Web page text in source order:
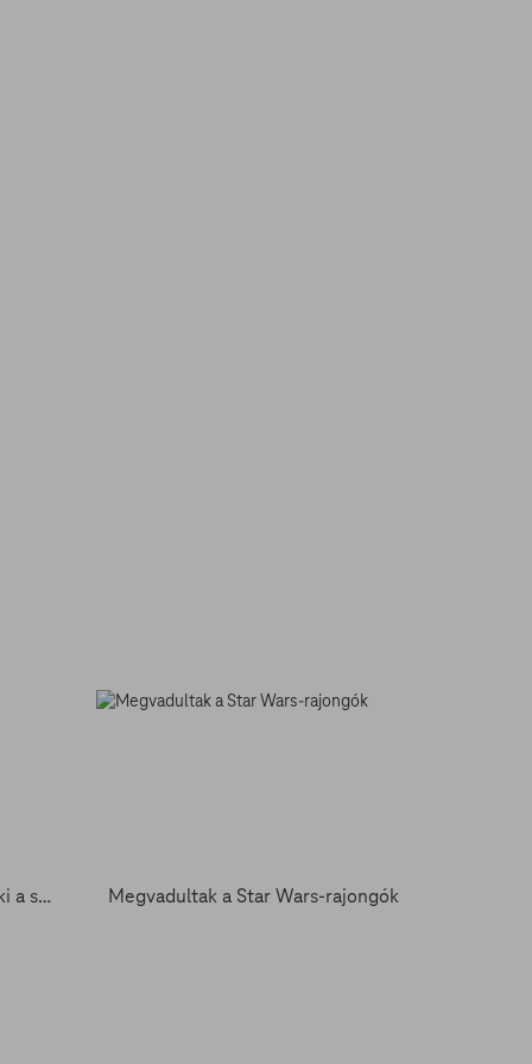
Misszionárius pózzal szúrják ki a szemünket Megvadultak a Star Wars-rajongók